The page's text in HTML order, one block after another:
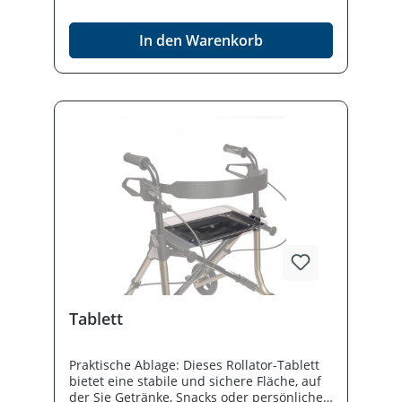
Standardbereich.Produktdetails Belastbar
bis 150 kg bei nur 6,5 kg Eigengewicht
Ergogriffe Einfach faltbar und verriegelbar
Steht auch in gefaltetem Zustand Inklusive
In den Warenkorb
Tablett
Praktische Ablage: Dieses Rollator-Tablett
bietet eine stabile und sichere Fläche, auf
der Sie Getränke, Snacks oder persönliche